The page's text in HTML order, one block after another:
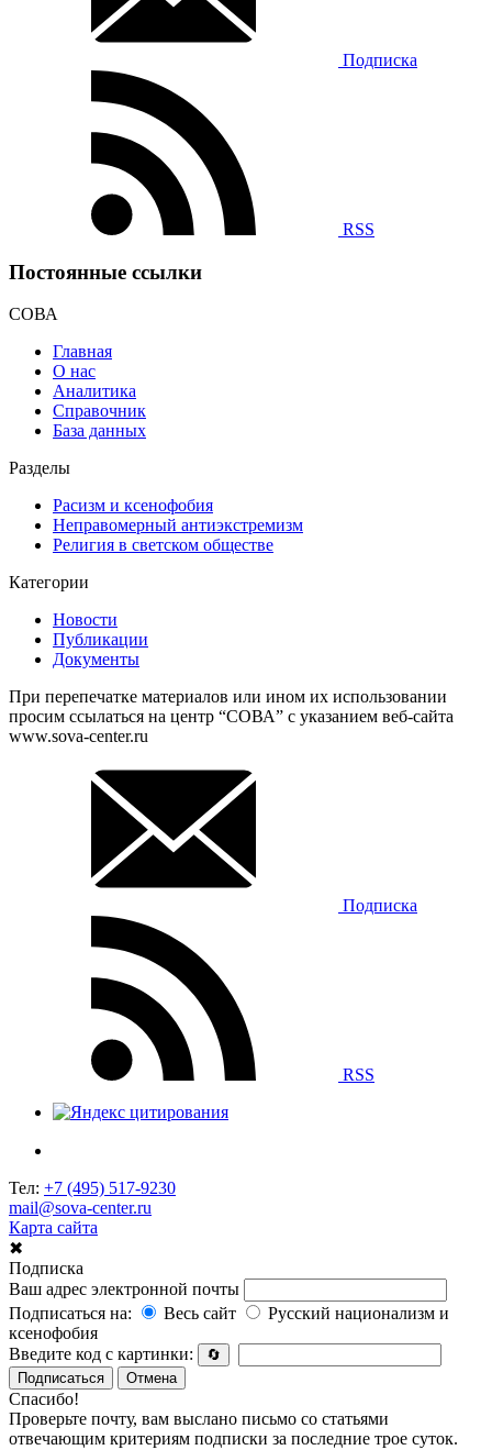
Подписка
RSS
Постоянные ссылки
СОВА
Главная
О нас
Аналитика
Справочник
База данных
Разделы
Расизм и ксенофобия
Неправомерный антиэкстремизм
Религия в светском обществе
Категории
Новости
Публикации
Документы
При перепечатке материалов или ином их использовании
просим ссылаться на центр “СОВА” с указанием веб-сайта
www.sova-center.ru
Подписка
RSS
Тел: +7 (495) 517-9230
mail@sova-center.ru
Карта сайта
✖
Подписка
Ваш адрес электронной почты
Подписаться на:
Весь сайт
Русский национализм и
ксенофобия
Введите код с картинки:
🔄
Подписаться
Отмена
Спасибо!
Проверьте почту, вам выслано письмо со статьями
отвечающим критериям подписки за последние трое суток.